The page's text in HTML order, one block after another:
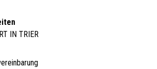
IN TRIER